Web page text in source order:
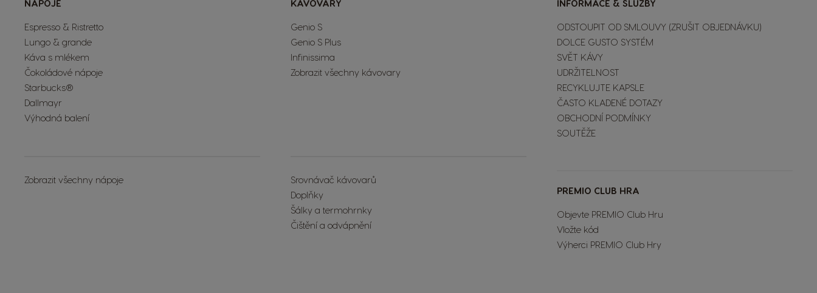
NÁPOJE
Espresso & Ristretto
Lungo & grande
Káva s mlékem
Čokoládové nápoje
Starbucks®
Dallmayr
Výhodná balení
Zobrazit všechny nápoje
KÁVOVARY
Genio S
Genio S Plus
Infinissima
Zobrazit všechny kávovary
Srovnávač kávovarů
Doplňky
Šálky a termohrnky
Čištění a odvápnění
INFORMACE & SLUŽBY
ODSTOUPIT OD SMLOUVY (ZRUŠIT OBJEDNÁVKU)
DOLCE GUSTO SYSTÉM
SVĚT KÁVY
UDRŽITELNOST
RECYKLUJTE KAPSLE
ČASTO KLADENÉ DOTAZY
OBCHODNÍ PODMÍNKY
SOUTĚŽE
PREMIO CLUB HRA
Objevte PREMIO Club Hru
Vložte kód
Výherci PREMIO Club Hry